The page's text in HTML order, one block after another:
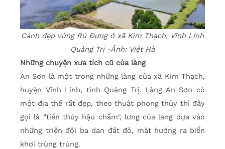
Cảnh đẹp vùng Rú Đưng ở xã Kim Thạch, Vĩnh Linh
Quảng Trị -Ảnh: Việt Hà
Những chuyện xưa tích cũ của làng
An Sơn là một trong những làng của xã Kim Thạch,
huyện Vĩnh Linh, tỉnh Quảng Trị. Làng An Sơn có
một địa thế rất đẹp, theo thuật phong thủy thì đây
gọi là “tiền thủy hậu chẩm”, lưng của làng dựa vào
những triền đồi ba dan đất đỏ, mặt hướng ra biển
khơi trùng trùng.